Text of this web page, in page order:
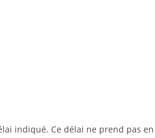
indiqué. Ce délai ne prend pas